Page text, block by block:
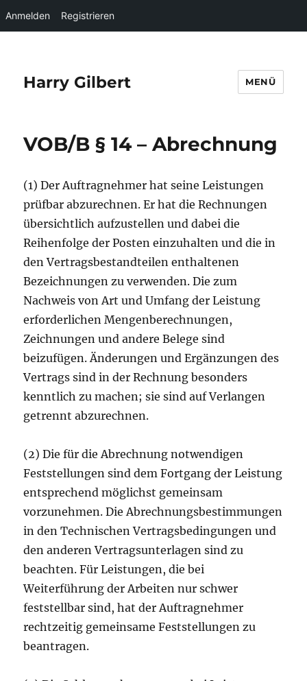
Anmelden Registrieren
Harry Gilbert MENÜ
VOB/B § 14 – Abrechnung
(1) Der Auftragnehmer hat seine Leistungen
prüfbar abzurechnen. Er hat die Rechnungen
übersichtlich aufzustellen und dabei die
Reihenfolge der Posten einzuhalten und die in
den Vertragsbestandteilen enthaltenen
Bezeichnungen zu verwenden. Die zum
Nachweis von Art und Umfang der Leistung
erforderlichen Mengenberechnungen,
Zeichnungen und andere Belege sind
beizufügen. Änderungen und Ergänzungen des
Vertrags sind in der Rechnung besonders
kenntlich zu machen; sie sind auf Verlangen
getrennt abzurechnen.
(2) Die für die Abrechnung notwendigen
Feststellungen sind dem Fortgang der Leistung
entsprechend möglichst gemeinsam
vorzunehmen. Die Abrechnungsbestimmungen
in den Technischen Vertragsbedingungen und
den anderen Vertragsunterlagen sind zu
beachten. Für Leistungen, die bei
Weiterführung der Arbeiten nur schwer
feststellbar sind, hat der Auftragnehmer
rechtzeitig gemeinsame Feststellungen zu
beantragen.